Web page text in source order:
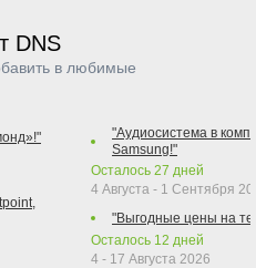
DNS
в любимые
"Аудиосистема в
Samsung!"
Осталось 27 дней
4 Августа - 1 Сентября
"Выгодные цены на
Осталось 12 дней
4 - 17 Августа 2026